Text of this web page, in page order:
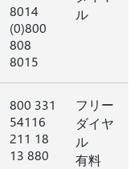
8014
(0)800
808
8015
ル
800 331
54116
211 18
13 880
フリー
ダイヤ
ル
有料